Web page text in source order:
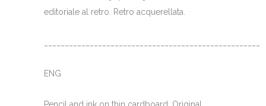
editoriale al retro. Retro acquerellata.
ENG